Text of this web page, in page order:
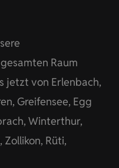
Raum
jetzt von Erlenbach,
Greifensee, Egg
Winterthur,
Zollikon, Rüti,